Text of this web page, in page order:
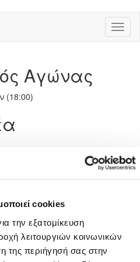
cookies
την εξατομίκευση
λειτουργιών κοινωνικών
της περιήγησή σας στην
Αγώνας
(18:00)
στα μητρώα
Γυναικών, Futsal και